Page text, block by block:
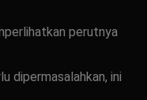
perutnya
dipermasalahkan, ini